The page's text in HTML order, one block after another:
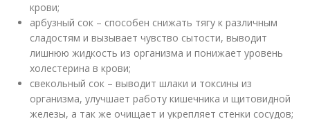
крови;
арбузный сок – способен снижать тягу к различным
сладостям и вызывает чувство сытости, выводит
лишнюю жидкость из организма и понижает уровень
холестерина в крови;
свекольный сок – выводит шлаки и токсины из
организма, улучшает работу кишечника и щитовидной
железы, а так же очищает и укрепляет стенки сосудов;